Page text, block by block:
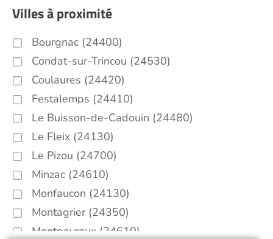
Villes à proximité
Bourgnac (24400)
Condat-sur-Trincou (24530)
Coulaures (24420)
Festalemps (24410)
Le Buisson-de-Cadouin (24480)
Le Fleix (24130)
Le Pizou (24700)
Minzac (24610)
Monfaucon (24130)
Montagrier (24350)
Montpeyroux (24610)